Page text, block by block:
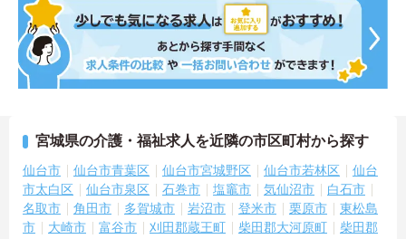
宮城県の介護・福祉求人を近隣の市区町村から探す
仙台市 仙台市青葉区 仙台市宮城野区 仙台市若林区
仙台
市太白区
仙台市泉区 石巻市 塩竈市 気仙沼市
白石市
名取市
角田市 多賀城市 岩沼市 登米市 栗原市
東松島
市
大崎市 富谷市 刈田郡蔵王町 柴田郡大河原町 柴田郡